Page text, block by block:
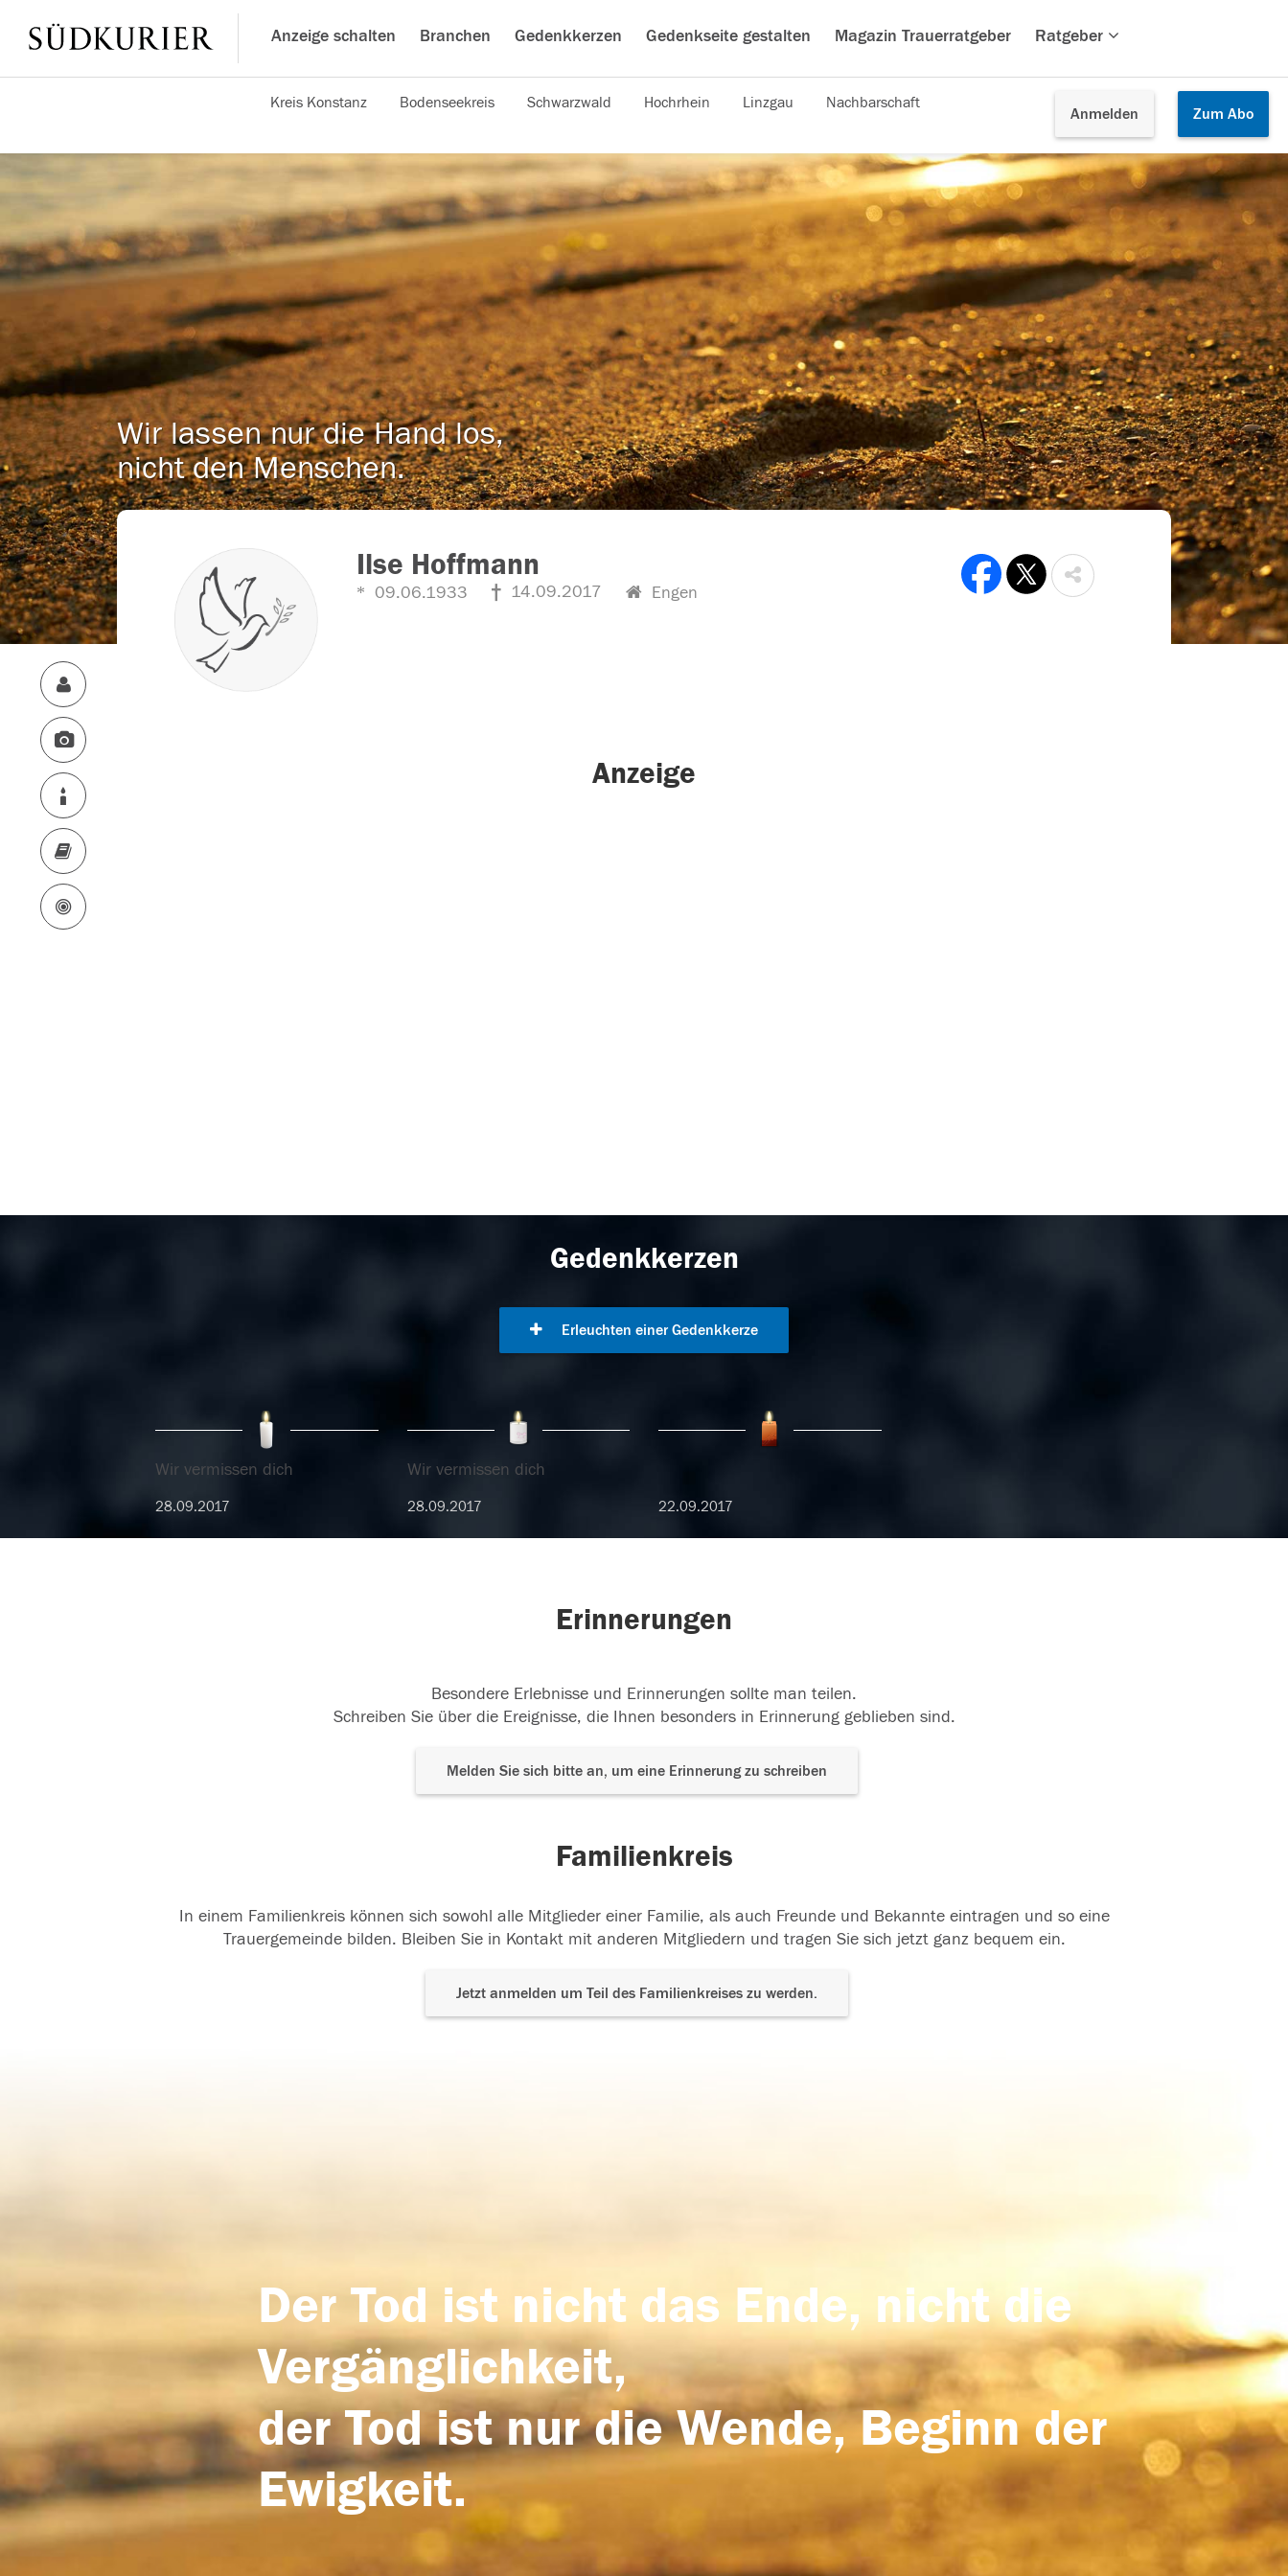
Anzeige schalten Branchen Gedenkkerzen Gedenkseite gestalten Magazin Trauerratgeber Ratgeber
Anmelden Zum Abo
Kreis Konstanz Bodenseekreis Schwarzwald Hochrhein Linzgau Nachbarschaft
Wir lassen nur die Hand los,
nicht den Menschen.
Ilse Hoffmann
09.06.1933 14.09.2017 Engen
Anzeige
Gedenkkerzen
Erleuchten einer Gedenkkerze
Wir vermissen dich
28.09.2017
Wir vermissen dich
28.09.2017 22.09.2017
Erinnerungen
Besondere Erlebnisse und Erinnerungen sollte man teilen.
Schreiben Sie über die Ereignisse, die Ihnen besonders in Erinnerung geblieben sind.
Melden Sie sich bitte an, um eine Erinnerung zu schreiben
Familienkreis
In einem Familienkreis können sich sowohl alle Mitglieder einer Familie, als auch Freunde und Bekannte eintragen und so eine
Trauergemeinde bilden. Bleiben Sie in Kontakt mit anderen Mitgliedern und tragen Sie sich jetzt ganz bequem ein.
Jetzt anmelden um Teil des Familienkreises zu werden.
Der Tod ist nicht das Ende, nicht die
Vergänglichkeit,
der Tod ist nur die Wende, Beginn der
Ewigkeit.